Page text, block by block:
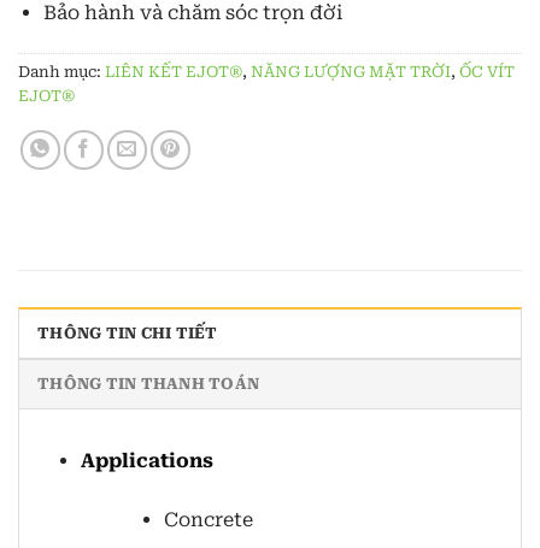
Bảo hành và chăm sóc trọn đời
Danh mục: LIÊN KẾT EJOT®, NĂNG LƯỢNG MẶT TRỜI, ỐC VÍT
EJOT®
THÔNG TIN CHI TIẾT
THÔNG TIN THANH TOÁN
Applications
Concrete